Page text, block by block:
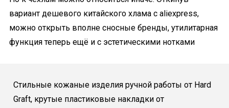
вариант дешевого китайского хлама с aliexpress,
можно открыть вполне сносные бренды, утилитарная
функция теперь ещё и с эстетическими нотками
Стильные кожаные изделия ручной работы от Hard
Graft, крутые пластиковые накладки от